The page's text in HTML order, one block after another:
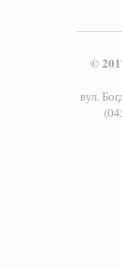
©
вул.